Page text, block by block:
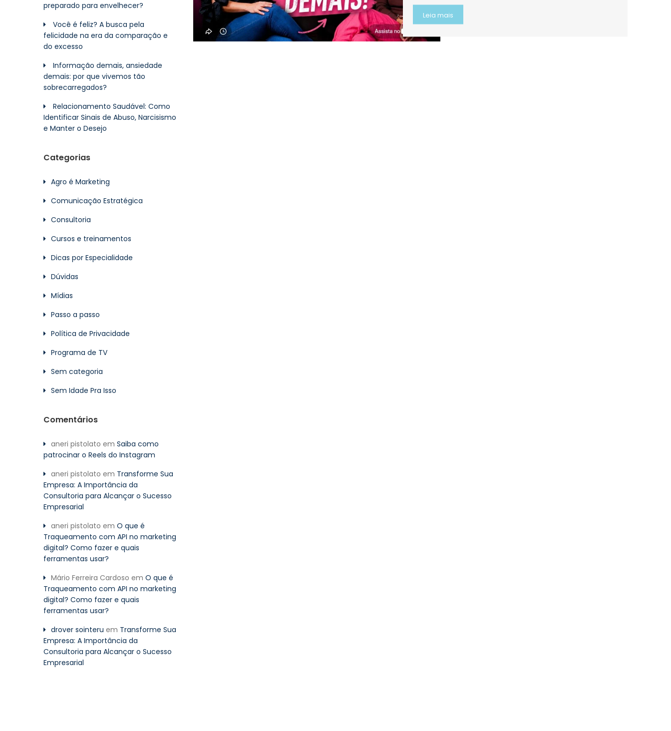
Leia mais
preparado para envelhecer?
Você é feliz? A busca pela
felicidade na era da comparação e
do excesso
Informação demais, ansiedade
demais: por que vivemos tão
sobrecarregados?
Relacionamento Saudável: Como
Identificar Sinais de Abuso, Narcisismo
e Manter o Desejo
Categorias
Agro é Marketing
Comunicação Estratégica
Consultoria
Cursos e treinamentos
Dicas por Especialidade
Dúvidas
Mídias
Passo a passo
Política de Privacidade
Programa de TV
Sem categoria
Sem Idade Pra Isso
Comentários
aneri pistolato em Saiba como
patrocinar o Reels do Instagram
aneri pistolato em Transforme Sua
Empresa: A Importância da
Consultoria para Alcançar o Sucesso
Empresarial
aneri pistolato em O que é
Traqueamento com API no marketing
digital? Como fazer e quais
ferramentas usar?
Mário Ferreira Cardoso em O que é
Traqueamento com API no marketing
digital? Como fazer e quais
ferramentas usar?
drover sointeru em Transforme Sua
Empresa: A Importância da
Consultoria para Alcançar o Sucesso
Empresarial